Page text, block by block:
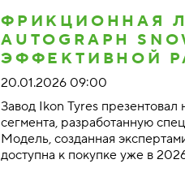
ФРИКЦИОННАЯ
AUTOGRAPH
ЭФФЕКТИВНОЙ
20.01.2026 09:00
Завод Ikon Tyres
сегмента, разработанную
Модель, созданная
доступна к покупке уже в